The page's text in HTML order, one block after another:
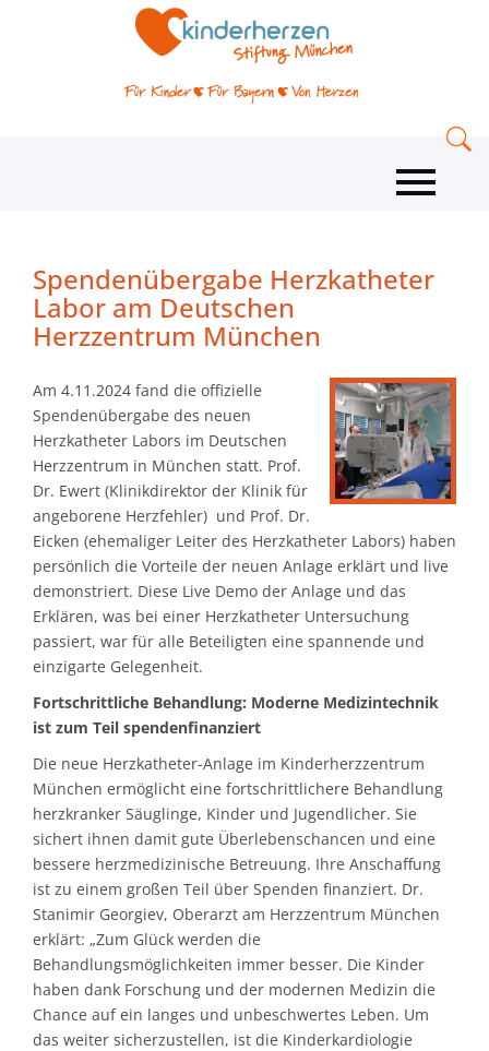
Spendenübergabe Herzkatheter
Labor am Deutschen
Herzzentrum München
Am 4.11.2024 fand die offizielle
Spendenübergabe des neuen
Herzkatheter Labors im Deutschen
Herzzentrum in München statt. Prof.
Dr. Ewert (Klinikdirektor der Klinik für
angeborene Herzfehler) und Prof. Dr.
Eicken (ehemaliger Leiter des Herzkatheter Labors) haben
persönlich die Vorteile der neuen Anlage erklärt und live
demonstriert. Diese Live Demo der Anlage und das
Erklären, was bei einer Herzkatheter Untersuchung
passiert, war für alle Beteiligten eine spannende und
einzigarte Gelegenheit.
Fortschrittliche Behandlung: Moderne Medizintechnik
ist zum Teil spendenfinanziert
Die neue Herzkatheter-Anlage im Kinderherzzentrum
München ermöglicht eine fortschrittlichere Behandlung
herzkranker Säuglinge, Kinder und Jugendlicher. Sie
sichert ihnen damit gute Überlebenschancen und eine
bessere herzmedizinische Betreuung. Ihre Anschaffung
ist zu einem großen Teil über Spenden finanziert. Dr.
Stanimir Georgiev, Oberarzt am Herzzentrum München
erklärt: „Zum Glück werden die
Behandlungsmöglichkeiten immer besser. Die Kinder
haben dank Forschung und der modernen Medizin die
Chance auf ein langes und unbeschwertes Leben. Um
das weiter sicherzustellen, ist die Kinderkardiologie